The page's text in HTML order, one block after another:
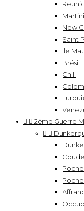
New
Saint
Ile
Brésil
Chili
  2ème Guerre
 